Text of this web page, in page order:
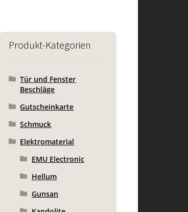
Produkt-Kategorien
Tür und Fenster
Beschläge
Gutscheinkarte
Schmuck
Elektromaterial
EMU Electronic
Hellum
Gunsan